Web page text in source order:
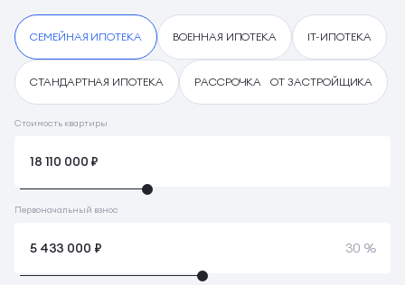
СЕМЕЙНАЯ ИПОТЕКА ВОЕННАЯ ИПОТЕКА IT-ИПОТЕКА
СТАНДАРТНАЯ ИПОТЕКА РАССРОЧКА ОТ ЗАСТРОЙЩИКА
Стоимость квартиры
Первоначальный взнос
30 %